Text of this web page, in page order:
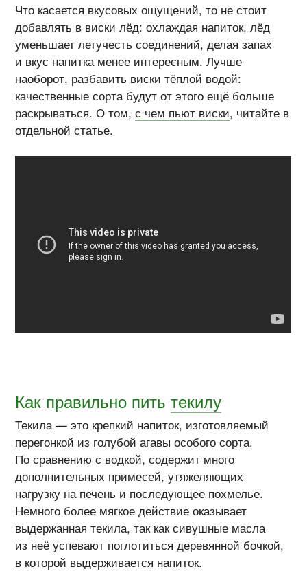
Что касается вкусовых ощущений, то не стоит
добавлять в виски лёд: охлаждая напиток, лёд
уменьшает летучесть соединений, делая запах
и вкус напитка менее интересным. Лучше
наоборот, разбавить виски тёплой водой:
качественные сорта будут от этого ещё больше
раскрываться. О том,с чем пьют виски, читайте в
отдельной статье.
Как правильно питьтекилу
Текила — это крепкий напиток, изготовляемый
перегонкой из голубой агавы особого сорта.
По сравнению с водкой, содержит много
дополнительных примесей, утяжеляющих
нагрузку на печень и последующее похмелье.
Немного более мягкое действие оказывает
выдержанная текила, так как сивушные масла
из неё успевают поглотиться деревянной бочкой,
в которой выдерживается напиток.